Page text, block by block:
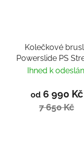
Kolečkové
Powerslide PS
Classic 125
Ihned k
od6 990 Kč
7 650 Kč